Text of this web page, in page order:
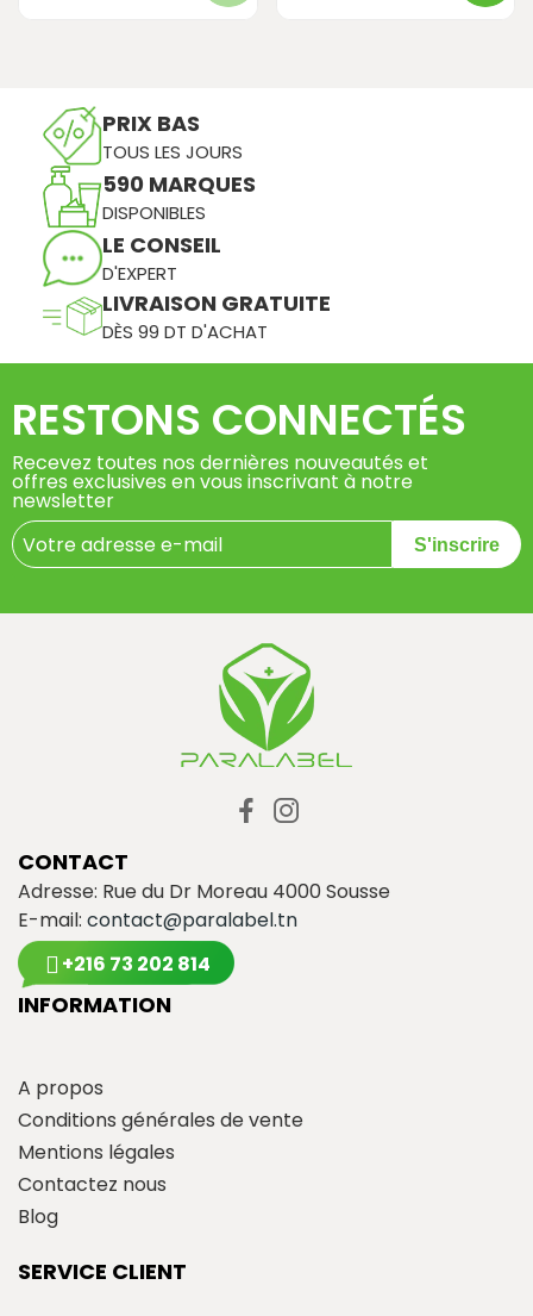
PRIX BAS
TOUS LES JOURS
590 MARQUES
DISPONIBLES
LE CONSEIL
D'EXPERT
LIVRAISON GRATUITE
DÈS 99 DT D'ACHAT
RESTONS CONNECTÉS
Recevez toutes nos dernières nouveautés et
offres exclusives en vous inscrivant à notre
newsletter
S'inscrire
CONTACT
Adresse: Rue du Dr Moreau 4000 Sousse
E-mail: contact@paralabel.tn
+216 73 202 814
INFORMATION
A propos
Conditions générales de vente
Mentions légales
Contactez nous
Blog
SERVICE CLIENT